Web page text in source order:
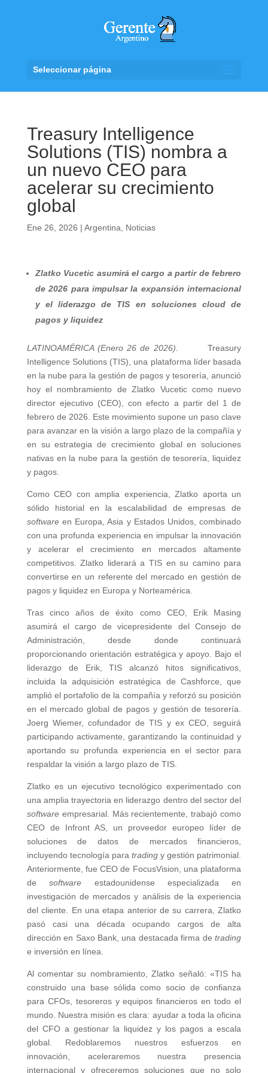
Seleccionar página
Treasury Intelligence
Solutions (TIS) nombra a
un nuevo CEO para
acelerar su crecimiento
global
Ene 26, 2026 | Argentina Noticias
Zlatko Vucetic asumirá el cargo a partir de febrero
de 2026 para impulsar la expansión internacional
y el liderazgo de TIS en soluciones cloud de
pagos y liquidez
LATINOAMÉRICA (Enero 26 de 2026).Treasury
Intelligence Solutions (TIS), una plataforma líder basada
en la nube para la gestión de pagos y tesorería, anunció
hoy el nombramiento de Zlatko Vucetic como nuevo
director ejecutivo (CEO), con efecto a partir del 1 de
febrero de 2026. Este movimiento supone un paso clave
para avanzar en la visión a largo plazo de la compañía y
en su estrategia de crecimiento global en soluciones
nativas en la nube para la gestión de tesorería, liquidez
y pagos.
Como CEO con amplia experiencia, Zlatko aporta un
sólido historial en la escalabilidad de empresas de
software en Europa, Asia y Estados Unidos, combinado
con una profunda experiencia en impulsar la innovación
y acelerar el crecimiento en mercados altamente
competitivos. Zlatko liderará a TIS en su camino para
convertirse en un referente del mercado en gestión de
pagos y liquidez en Europa y Norteamérica.
Tras cinco años de éxito como CEO, Erik Masing
asumirá el cargo de vicepresidente del Consejo de
Administración, desde donde continuará
proporcionando orientación estratégica y apoyo. Bajo el
liderazgo de Erik, TIS alcanzó hitos significativos,
incluida la adquisición estratégica de Cashforce, que
amplió el portafolio de la compañía y reforzó su posición
en el mercado global de pagos y gestión de tesorería.
Joerg Wiemer, cofundador de TIS y ex CEO, seguirá
participando activamente, garantizando la continuidad y
aportando su profunda experiencia en el sector para
respaldar la visión a largo plazo de TIS.
Zlatko es un ejecutivo tecnológico experimentado con
una amplia trayectoria en liderazgo dentro del sector del
softwareempresarial. Más recientemente, trabajó como
CEO de Infront AS, un proveedor europeo líder de
soluciones de datos de mercados financieros,
incluyendo tecnología para trading y gestión patrimonial.
Anteriormente, fue CEO de FocusVision, una plataforma
de software estadounidense especializada en
investigación de mercados y análisis de la experiencia
del cliente. En una etapa anterior de su carrera, Zlatko
pasó casi una década ocupando cargos de alta
dirección en Saxo Bank, una destacada firma detrading
e inversión en línea.
Al comentar su nombramiento, Zlatko señaló: «TIS ha
construido una base sólida como socio de confianza
para CFOs, tesoreros y equipos financieros en todo el
mundo. Nuestra misión es clara: ayudar a toda la oficina
del CFO a gestionar la liquidez y los pagos a escala
global. Redoblaremos nuestros esfuerzos en
innovación, aceleraremos nuestra presencia
internacional y ofreceremos soluciones que no solo